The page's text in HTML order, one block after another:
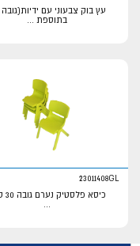
בתוספת ...
23011408GL
כיסא פלסטיק נערם גובה 30 ס"מ
...